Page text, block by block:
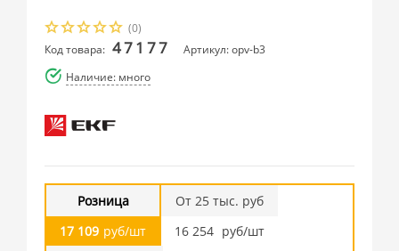
(0)
Код товара: 47177
Артикул: opv-b3
Наличие: много
Розница
17 109 руб/шт
От 25 тыс. руб
16 254 руб/шт